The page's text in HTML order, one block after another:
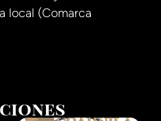
local (Comarca